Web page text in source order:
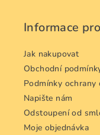
Informace
Jak nakupovat
Obchodní
Podmínky ochrany
Napište nám
Odstoupení od
Moje objednávka